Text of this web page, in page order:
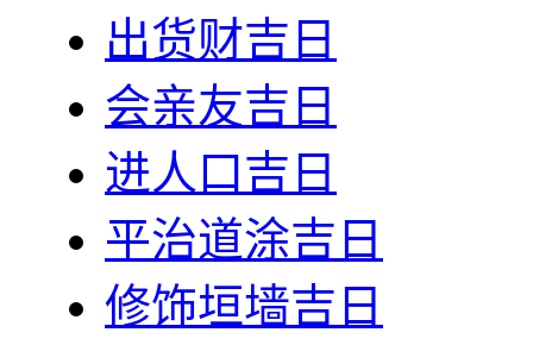
出货财吉日
会亲友吉日
进人口吉日
平治道涂吉日
修饰垣墙吉日